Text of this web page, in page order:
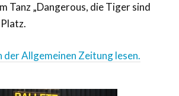
Tanz „Dangerous, die Tiger sind
der Allgemeinen Zeitung lesen.